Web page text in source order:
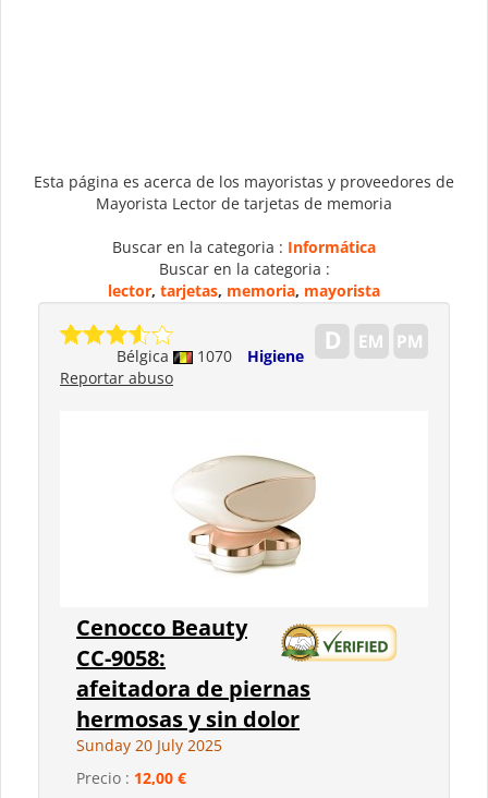
Esta página es acerca de los mayoristas y proveedores de
Mayorista Lector de tarjetas de memoria
Buscar en la categoria : Informática
Buscar en la categoria :
lector, tarjetas, memoria, mayorista
Bélgica 1070
Higiene
Reportar abuso
Cenocco Beauty
CC-9058:
afeitadora de piernas
hermosas y sin dolor
Sunday 20 July 2025
Precio : 12,00 €